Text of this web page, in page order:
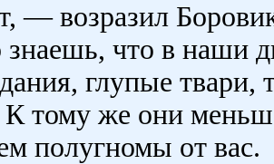
— возразил
знаешь, что в наши
глупые твари,
тому же они
полугномы от вас.